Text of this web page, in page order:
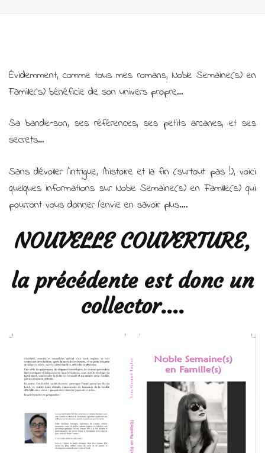
Évidemment, comme tous mes romans, Noble Semaine(s) en
Famille(s) bénéficie de son univers propre…
Sa bande-son, ses références, ses petits arcanes, et ses
secrets…
Sans dévoiler l’intrigue, l’histoire et la fin (surtout pas !), voici
quelques informations sur Noble Semaine(s) en Famille(s) qui
pourront vous donner l’envie en savoir plus….
NOUVELLE COUVERTURE,
la précédente est donc un
collector….